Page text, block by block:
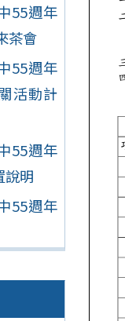
55週年
茶會
55週年
活動計
55週年
說明
55週年